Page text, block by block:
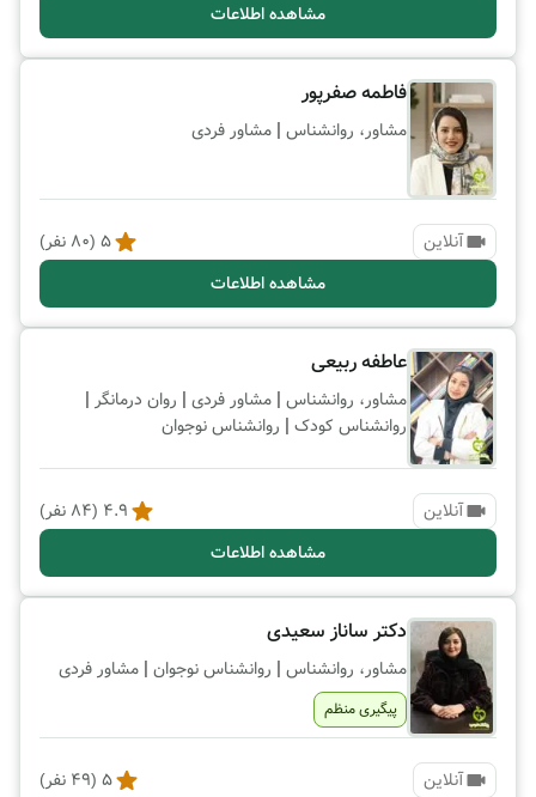
مشاهده اطلاعات
فاطمه صفرپور
مشاور، روانشناس | مشاور فردی
آنلاین 5
(
80 نفر)
مشاهده اطلاعات
عاطفه ربیعی
مشاور، روانشناس | مشاور فردی | روان درمانگر |
روانشناس کودک | روانشناس نوجوان
آنلاین 4.9
(
84 نفر)
مشاهده اطلاعات
دکتر ساناز سعیدی
مشاور، روانشناس | روانشناس نوجوان | مشاور فردی
پیگیری منظم
آنلاین 5
(
49 نفر)